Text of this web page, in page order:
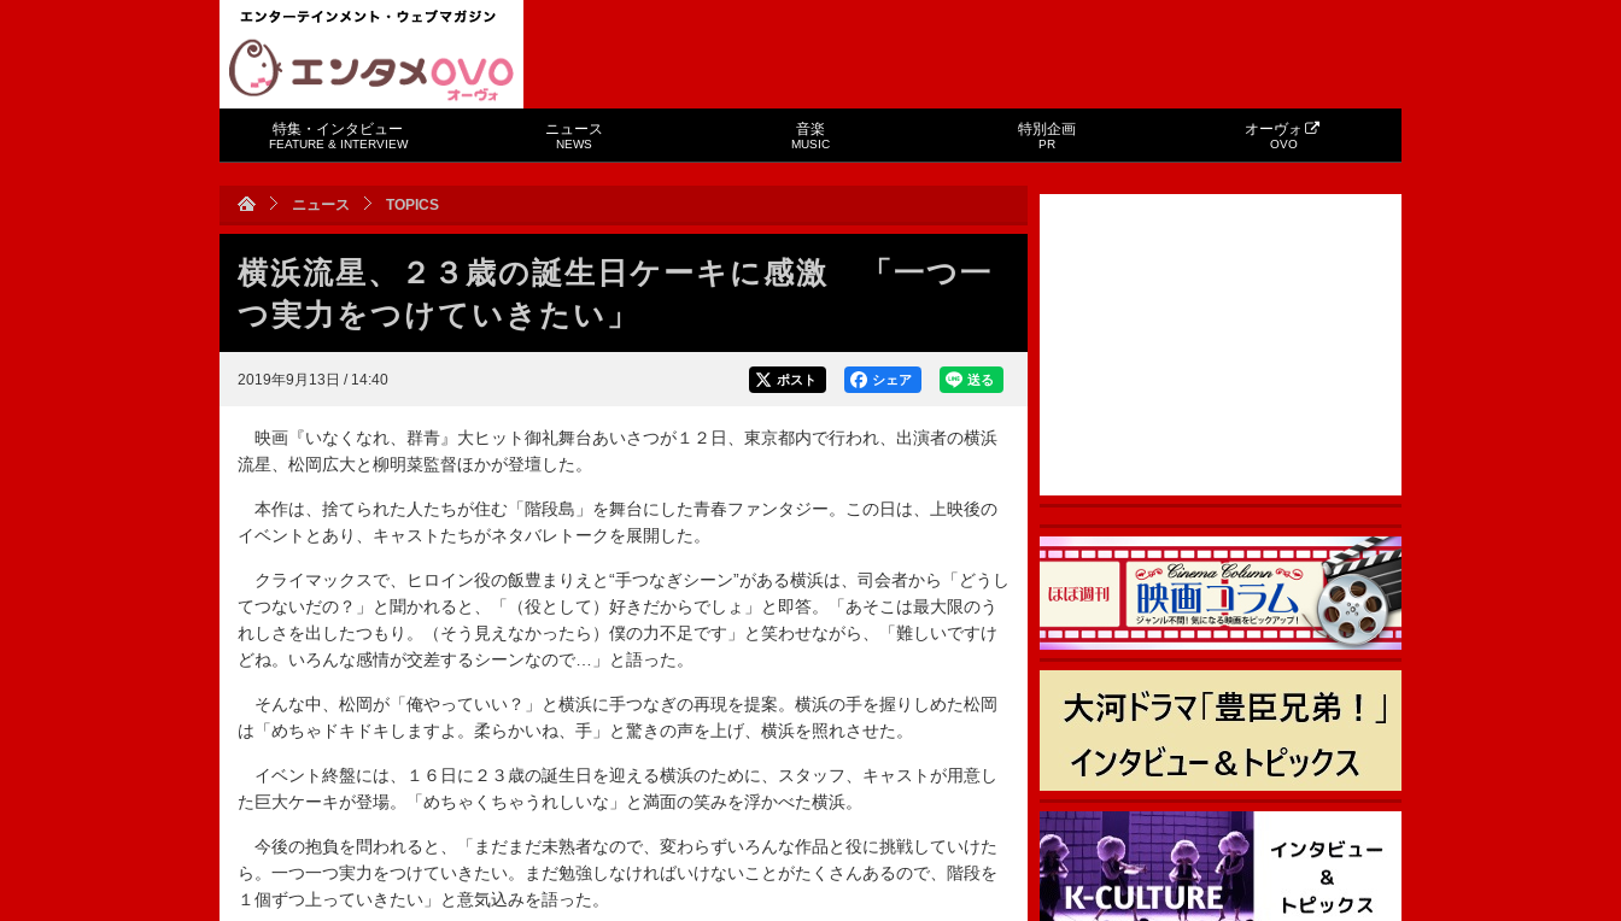
特集・インタビュー
FEATURE & INTERVIEW
ニュース
NEWS
音楽
MUSIC
特別企画
PR
オーヴォ
OVO
ニュース TOPICS
横浜流星、２３歳の誕生日ケーキに感激 「一つ一
つ実力をつけていきたい」
2019年9月13日 / 14:40 送る
シェア
ポスト
映画『いなくなれ、群青』大ヒット御礼舞台あいさつが１２日、東京都内で行われ、出演者の横浜
流星、松岡広大と柳明菜監督ほかが登壇した。
本作は、捨てられた人たちが住む「階段島」を舞台にした青春ファンタジー。この日は、上映後の
イベントとあり、キャストたちがネタバレトークを展開した。
クライマックスで、ヒロイン役の飯豊まりえと“手つなぎシーン”がある横浜は、司会者から「どうし
てつないだの？」と聞かれると、「（役として）好きだからでしょ」と即答。「あそこは最大限のう
れしさを出したつもり。（そう見えなかったら）僕の力不足です」と笑わせながら、「難しいですけ
どね。いろんな感情が交差するシーンなので…」と語った。
そんな中、松岡が「俺やっていい？」と横浜に手つなぎの再現を提案。横浜の手を握りしめた松岡
は「めちゃドキドキしますよ。柔らかいね、手」と驚きの声を上げ、横浜を照れさせた。
イベント終盤には、１６日に２３歳の誕生日を迎える横浜のために、スタッフ、キャストが用意し
た巨大ケーキが登場。「めちゃくちゃうれしいな」と満面の笑みを浮かべた横浜。
今後の抱負を問われると、「まだまだ未熟者なので、変わらずいろんな作品と役に挑戦していけた
ら。一つ一つ実力をつけていきたい。まだ勉強しなければいけないことがたくさんあるので、階段を
１個ずつ上っていきたい」と意気込みを語った。